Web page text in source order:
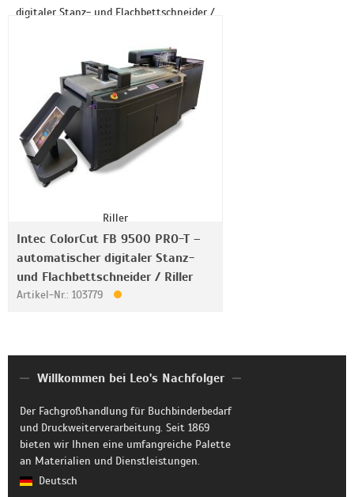
Intec ColorCut FB 9500 PRO-T –
automatischer digitaler Stanz-
und Flachbettschneider / Riller
Artikel-Nr.: 103779
Willkommen bei Leo's Nachfolger
Der Fachgroßhandlung für Buchbinderbedarf
und Druckweiterverarbeitung. Seit 1869
bieten wir Ihnen eine umfangreiche Palette
an Materialien und Dienstleistungen.
Deutsch